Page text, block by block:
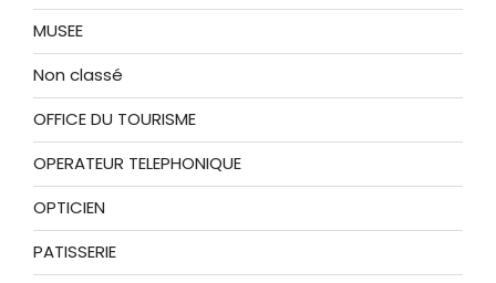
MUSEE
Non classé
OFFICE DU TOURISME
OPERATEUR TELEPHONIQUE
OPTICIEN
PATISSERIE